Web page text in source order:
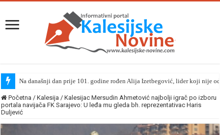
Na današnji dan prije 101. godine rođen Alija Izetbegović, lider koji nije
Početna / Kalesija / Kalesijac Mersudin Ahmetović najbolji igrač po izboru
portala navijača FK Sarajevo: U leđa mu gleda bh. reprezentativac Haris
Duljević